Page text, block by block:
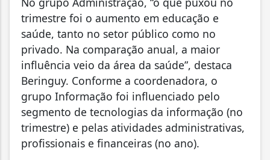
trimestre foi o aumento em educação e
saúde, tanto no setor público como no
privado. Na comparação anual, a maior
influência veio da área da saúde”, destaca
Beringuy. Conforme a coordenadora, o
grupo Informação foi influenciado pelo
segmento de tecnologias da informação (no
trimestre) e pelas atividades administrativas,
profissionais e financeiras (no ano).